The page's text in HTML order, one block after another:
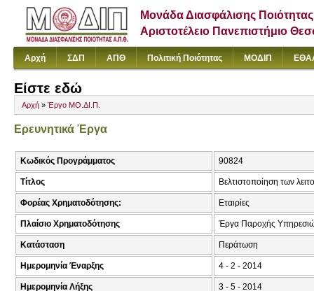
Μονάδα Διασφάλισης Ποιότητας
Αριστοτέλειο Πανεπιστήμιο
Αρχή ΣΔΠ ΑΠΘ Πολιτική Ποιότητας ΜΟΔΙΠ
Είστε εδώ
Αρχή » Έργο ΜΟ.ΔΙ.Π.
Ερευνητικά Έργα
Κωδικός Προγράμματος 90824
Τίτλος Βελτιστοποίηση των
Φορέας Χρηματοδότησης: Εταιρίες
Πλαίσιο Χρηματοδότησης Έργα Παροχής
Κατάσταση Περάτωση
Ημερομηνία Έναρξης 4 - 2 - 2014
Ημερομηνία Λήξης 3 - 5 - 2014